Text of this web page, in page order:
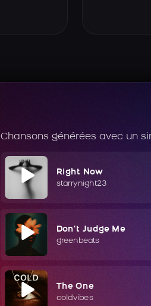
Chansons générées avec un
Right Now
starrynight23
Don't Judge Me
greenbeats
The One
coldvibes